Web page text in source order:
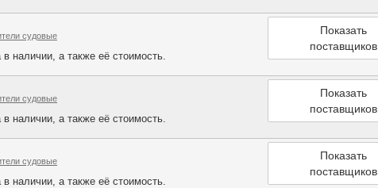
судовые
наличии, а также её стоимость.
Показать
поставщиков
судовые
наличии, а также её стоимость.
Показать
поставщиков
судовые
наличии, а также её стоимость.
Показать
поставщиков